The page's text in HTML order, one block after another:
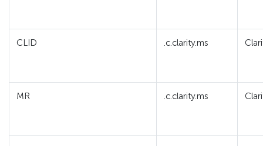
CLID .c.clarity.ms
MR .c.clarity.ms